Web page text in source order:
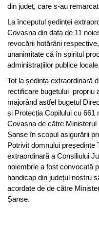
din județ, care s-au
La începutul ședinței
Covasna din data de 11
revocării hotărârii
unanimitate că în spiritul
administrațiilor publice
Tot la ședința extraordinară
rectificare bugetului propriu
majorând astfel bugetul
și Protecția Copilului cu 661
Covasna de către
Șanse în scopul asigurării
Potrivit domnului președinte
extraordinară a Consiliului
noiembrie a fost convocată
handicap din județul nostru
acordate de de către
Șanse.